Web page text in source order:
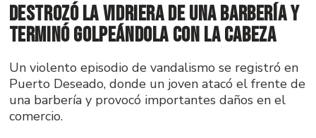
Destrozó la vidriera de una barbería y
terminó golpeándola con la cabeza
Un violento episodio de vandalismo se registró en
Puerto Deseado, donde un joven atacó el frente de
una barbería y provocó importantes daños en el
comercio.